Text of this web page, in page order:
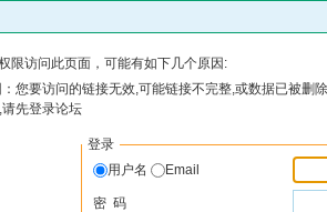
限访问此页面，可能有如下几个原因:
您要访问的链接无效,可能链接不完整,或数据已被删
先登录论坛
登录
用户名
Email
密 码